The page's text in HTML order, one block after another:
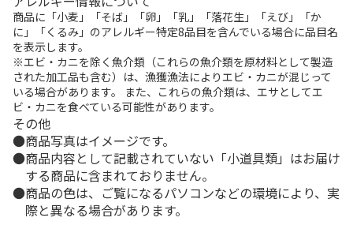
商品に「小麦」「そば」「卵」「乳」「落花生」「えび」「か
に」「くるみ」のアレルギー特定8品目を含んでいる場合に品目名
を表示します。
※エビ・カニを除く魚介類（これらの魚介類を原材料として製造
された加工品も含む）は、漁獲漁法によりエビ・カニが混じって
いる場合があります。 また、これらの魚介類は、エサとしてエ
ビ・カニを食べている可能性があります。
その他
商品写真はイメージです。
商品内容として記載されていない「小道具類」はお届け
する商品に含まれておりません。
商品の色は、ご覧になるパソコンなどの環境により、実
際と異なる場合があります。